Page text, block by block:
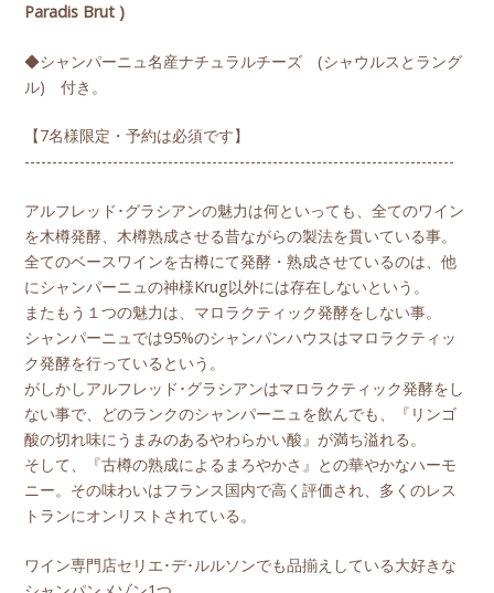
Paradis Brut )
◆シャンパーニュ名産ナチュラルチーズ (シャウルスとラング
ル) 付き。
【7名様限定・予約は必須です】
------------------------------------------------------------------------------
アルフレッド･グラシアンの魅力は何といっても、全てのワイン
を木樽発酵、木樽熟成させる昔ながらの製法を貫いている事。
全てのベースワインを古樽にて発酵・熟成させているのは、他
にシャンパーニュの神様Krug以外には存在しないという。
またもう１つの魅力は、マロラクティック発酵をしない事。
シャンパーニュでは95%のシャンパンハウスはマロラクティッ
ク発酵を行っているという。
がしかしアルフレッド･グラシアンはマロラクティック発酵をし
ない事で、どのランクのシャンパーニュを飲んでも、『リンゴ
酸の切れ味にうまみのあるやわらかい酸』が満ち溢れる。
そして、『古樽の熟成によるまろやかさ』との華やかなハーモ
ニー。その味わいはフランス国内で高く評価され、多くのレス
トランにオンリストされている。
ワイン専門店セリエ･デ･ルルソンでも品揃えしている大好きな